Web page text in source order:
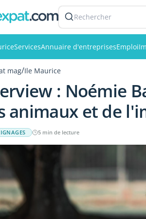
Rechercher
ServicesAnnuaire d'entreprisesEmploi
mag/Ile Maurice
: Noémie
animaux et de
5 min de lecture